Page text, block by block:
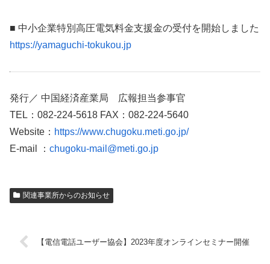
■ 中小企業特別高圧電気料金支援金の受付を開始しました
https://yamaguchi-tokukou.jp
発行／ 中国経済産業局 広報担当参事官
TEL：082-224-5618 FAX：082-224-5640
Website： https://www.chugoku.meti.go.jp/
E-mail ： chugoku-mail@meti.go.jp
関連事業所からのお知らせ
【電信電話ユーザー協会】2023年度オンラインセミナー開催